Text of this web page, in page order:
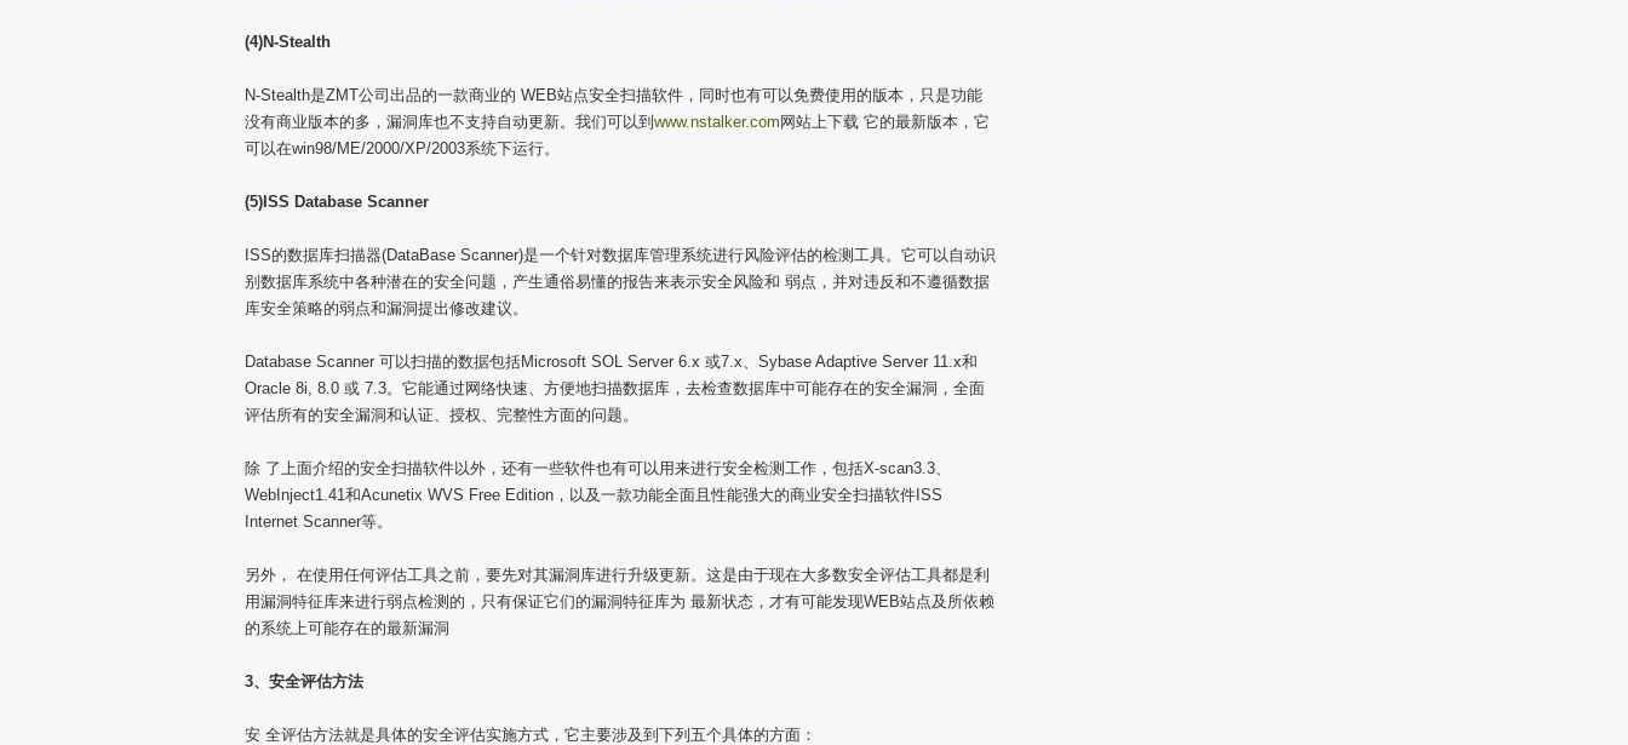
(4)N-Stealth
N-Stealth是ZMT公司出品的一款商业的 WEB站点安全扫描软件，同时也有可以免费使用的版本，只是功能
没有商业版本的多，漏洞库也不支持自动更新。我们可以到 www.nstalker.com 网站上下载 它的最新版本，它
可以在win98/ME/2000/XP/2003系统下运行。
(5)ISS Database Scanner
ISS的数据库扫描器(DataBase Scanner)是一个针对数据库管理系统进行风险评估的检测工具。它可以自动识
别数据库系统中各种潜在的安全问题，产生通俗易懂的报告来表示安全风险和 弱点，并对违反和不遵循数据
库安全策略的弱点和漏洞提出修改建议。
Database Scanner 可以扫描的数据包括Microsoft SOL Server 6.x 或7.x、Sybase Adaptive Server 11.x和
Oracle 8i, 8.0 或 7.3。它能通过网络快速、方便地扫描数据库，去检查数据库中可能存在的安全漏洞，全面
评估所有的安全漏洞和认证、授权、完整性方面的问题。
除 了上面介绍的安全扫描软件以外，还有一些软件也有可以用来进行安全检测工作，包括X-scan3.3、
WebInject1.41和Acunetix WVS Free Edition，以及一款功能全面且性能强大的商业安全扫描软件ISS
Internet Scanner等。
另外， 在使用任何评估工具之前，要先对其漏洞库进行升级更新。这是由于现在大多数安全评估工具都是利
用漏洞特征库来进行弱点检测的，只有保证它们的漏洞特征库为 最新状态，才有可能发现WEB站点及所依赖
的系统上可能存在的最新漏洞
3、安全评估方法
安 全评估方法就是具体的安全评估实施方式，它主要涉及到下列五个具体的方面：